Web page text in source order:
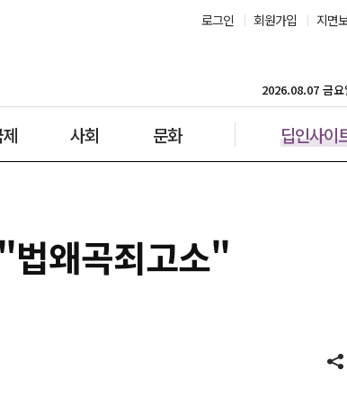
로그인 회원가입 지면
사회 문화 딥인사이
2026.08.07 금요
왜곡죄고소"